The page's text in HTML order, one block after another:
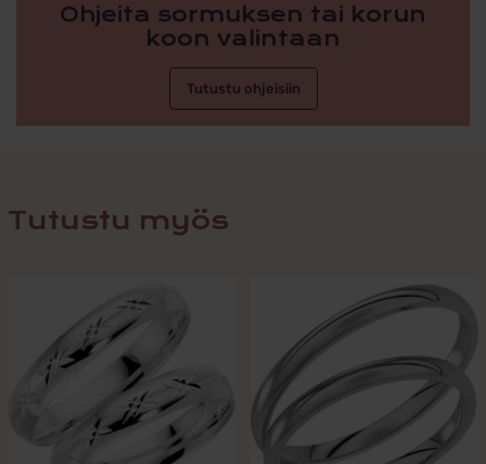
Ohjeita sormuksen tai korun
koon valintaan
Tutustu ohjeisiin
Tutustu myös